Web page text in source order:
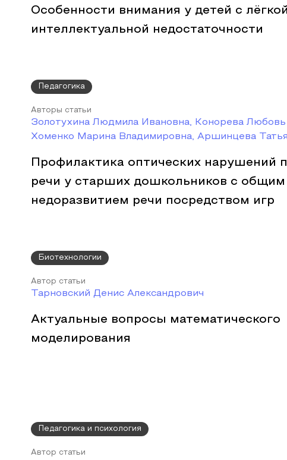
Особенности внимания у детей с
интеллектуальной недостаточности
Педагогика
Авторы статьи
Золотухина Людмила Ивановна, Конорева Любовь
Хоменко Марина Владимировна, Аршинцева
Профилактика оптических нарушений
речи у старших дошкольников с общим
недоразвитием речи посредством игр
Биотехнологии
Автор статьи
Тарновский Денис Александрович
Актуальные вопросы математического
моделирования
Педагогика и психология
Автор статьи